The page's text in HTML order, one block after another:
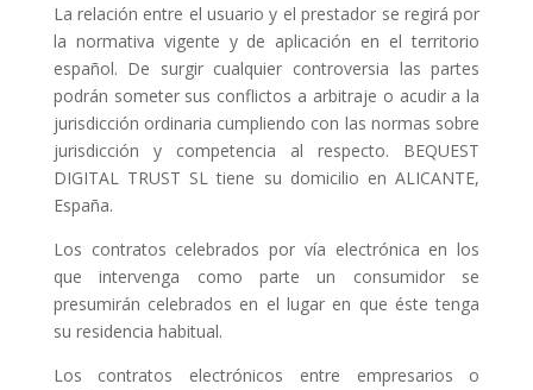
La relación entre el usuario y el prestador se regirá por
la normativa vigente y de aplicación en el territorio
español. De surgir cualquier controversia las partes
podrán someter sus conflictos a arbitraje o acudir a la
jurisdicción ordinaria cumpliendo con las normas sobre
jurisdicción y competencia al respecto. BEQUEST
DIGITAL TRUST SL tiene su domicilio en ALICANTE,
España.
Los contratos celebrados por vía electrónica en los
que intervenga como parte un consumidor se
presumirán celebrados en el lugar en que éste tenga
su residencia habitual.
Los contratos electrónicos entre empresarios o